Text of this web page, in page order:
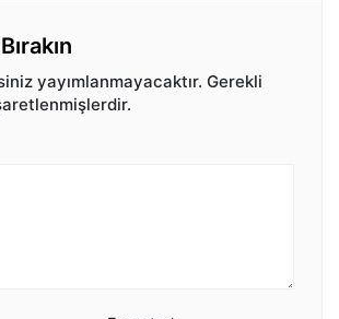
yayımlanmayacaktır. Gerekli